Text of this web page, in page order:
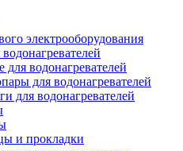
электрооборудования
для водонагревателей
для водонагревателей
для водонагревателей
и прокладки